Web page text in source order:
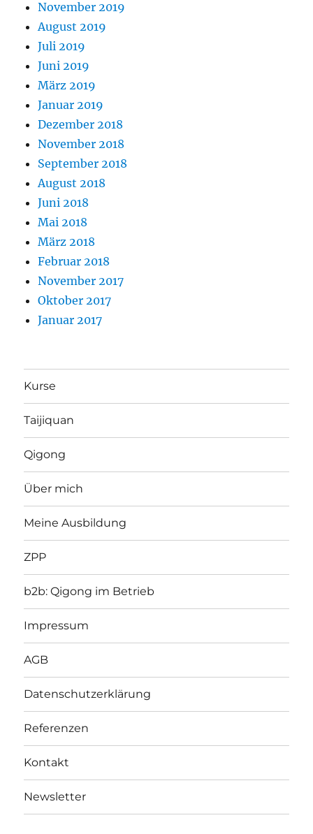
November 2019
August 2019
Juli 2019
Juni 2019
März 2019
Januar 2019
Dezember 2018
November 2018
September 2018
August 2018
Juni 2018
Mai 2018
März 2018
Februar 2018
November 2017
Oktober 2017
Januar 2017
Kurse
Taijiquan
Qigong
Über mich
Meine Ausbildung
ZPP
b2b: Qigong im Betrieb
Impressum
AGB
Datenschutzerklärung
Referenzen
Kontakt
Newsletter